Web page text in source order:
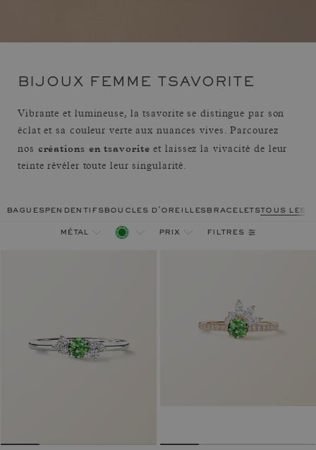
BIJOUX FEMME TSAVORITE
Vibrante et lumineuse, la tsavorite se distingue par son
éclat et sa couleur verte aux nuances vives. Parcourez
nos créations en tsavorite et laissez la vivacité de leur
teinte révéler toute leur singularité.
baguespendentifsboucles d'oreillesbraceletstous les
métal prix filtres